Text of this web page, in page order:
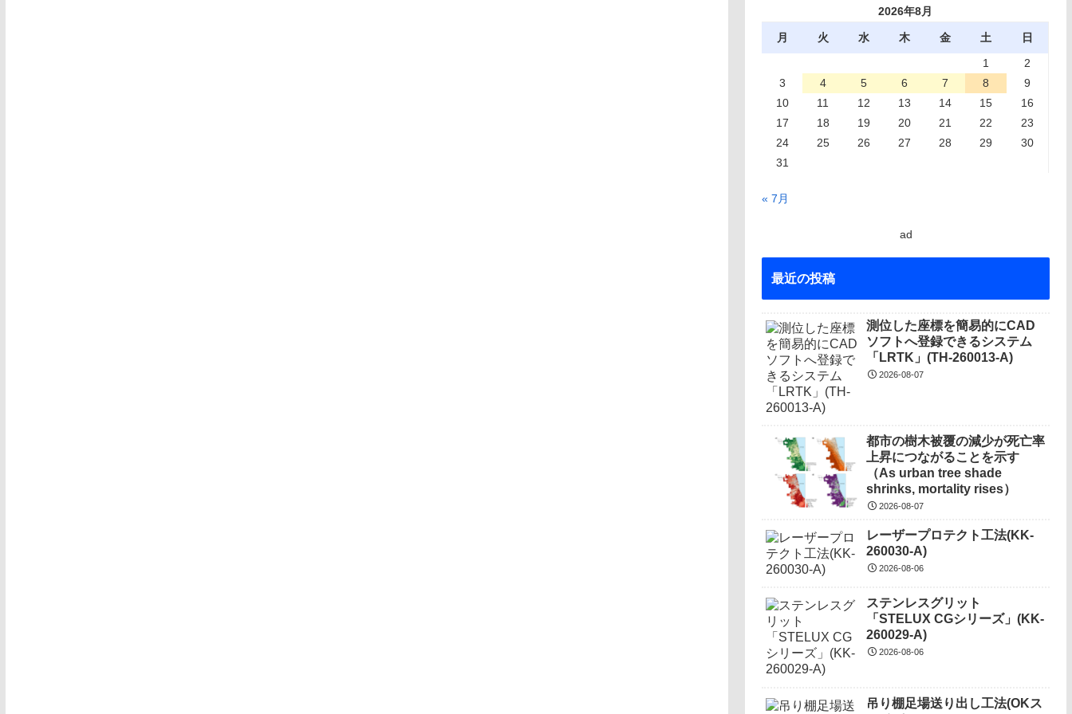
2026年8月
月 火 水 木 金 土
日
1
2
3
4 5 6 7 8
9
10
11 12 13 14 15
16
17
18 19 20 21 22
23
24
25 26 27 28 29
30
31
« 7月
ad
最近の投稿
測位した座標を簡易的にCAD
ソフトへ登録できるシステム
「LRTK」(TH-260013-A)
2026-08-07
都市の樹木被覆の減少が死亡率
上昇につながることを示す
（As urban tree shade
shrinks, mortality rises）
2026-08-07
レーザープロテクト⼯法(KK-
260030-A)
2026-08-06
ステンレスグリット
「STELUX CGシリーズ」(KK-
260029-A)
2026-08-06
吊り棚足場送り出し工法(OKス